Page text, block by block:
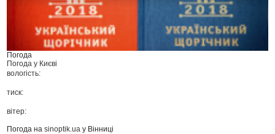
Погода
Погода у Києві
вологість:
тиск:
вітер:
Погода наsinoptik.ua у Вінниці